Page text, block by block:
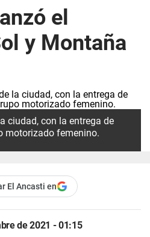
el
y Montaña
ciudad, con la entrega de
motorizado femenino.
El Ancasti en
de 2021 - 01:15